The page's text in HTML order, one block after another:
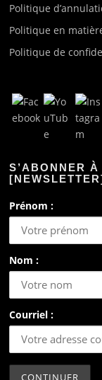
Politique
Politique en
Politique de
S’ABONNER
Prénom :
Nom :
Courriel :